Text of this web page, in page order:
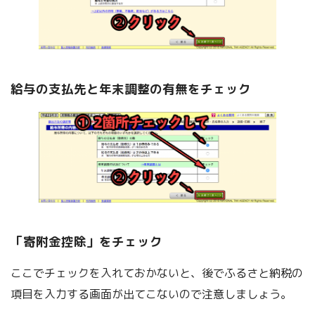
給与の支払先と年末調整の有無をチェック
「寄附金控除」をチェック
ここでチェックを入れておかないと、後でふるさと納税の
項目を入力する画面が出てこないので注意しましょう。